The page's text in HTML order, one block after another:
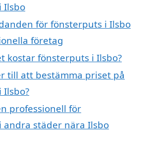
Ilsbo
för fönsterputs i Ilsbo
företag
kostar fönsterputs i Ilsbo?
till att bestämma priset på
professionell för
andra städer nära Ilsbo